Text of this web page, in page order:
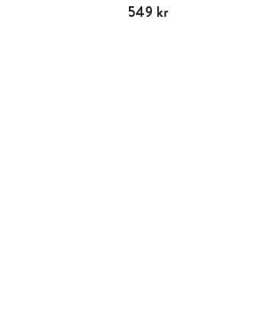
Pris:549 kr
549 kr